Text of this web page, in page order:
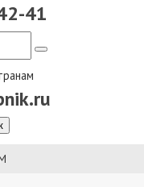
41